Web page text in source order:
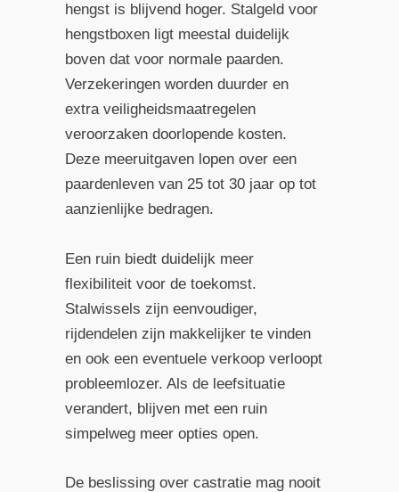
hengst is blijvend hoger. Stalgeld voor
hengstboxen ligt meestal duidelijk
boven dat voor normale paarden.
Verzekeringen worden duurder en
extra veiligheidsmaatregelen
veroorzaken doorlopende kosten.
Deze meeruitgaven lopen over een
paardenleven van 25 tot 30 jaar op tot
aanzienlijke bedragen.
Een ruin biedt duidelijk meer
flexibiliteit voor de toekomst.
Stalwissels zijn eenvoudiger,
rijdendelen zijn makkelijker te vinden
en ook een eventuele verkoop verloopt
probleemlozer. Als de leefsituatie
verandert, blijven met een ruin
simpelweg meer opties open.
De beslissing over castratie mag nooit